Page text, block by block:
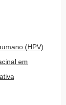
(HPV)
em